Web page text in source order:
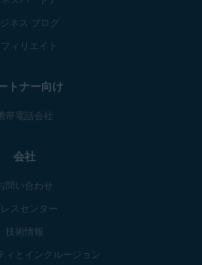
ネス ブログ
ィリエイト
トナー向け
帯電話会社
会社
問い合わせ
レスセンター
技術情報
ィとインクルージョン